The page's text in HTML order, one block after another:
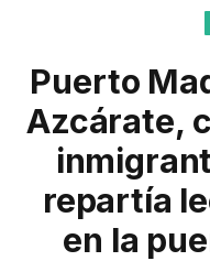
Puerto
Azcárate,
repartía
en la